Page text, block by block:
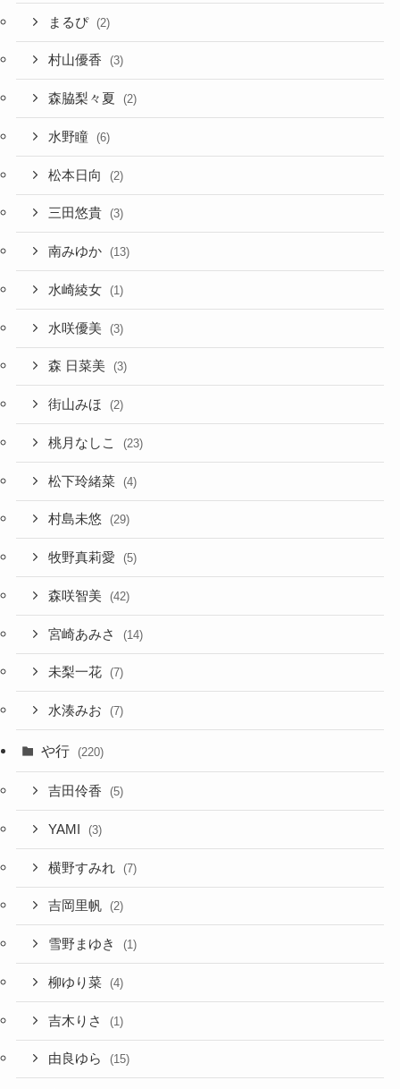
まるぴ (2)
村山優香 (3)
森脇梨々夏 (2)
水野瞳 (6)
松本日向 (2)
三田悠貴 (3)
南みゆか (13)
水崎綾女 (1)
水咲優美 (3)
森 日菜美 (3)
街山みほ (2)
桃月なしこ (23)
松下玲緒菜 (4)
村島未悠 (29)
牧野真莉愛 (5)
森咲智美 (42)
宮崎あみさ (14)
未梨一花 (7)
水湊みお (7)
や行 (220)
吉田伶香 (5)
YAMI (3)
横野すみれ (7)
吉岡里帆 (2)
雪野まゆき (1)
柳ゆり菜 (4)
吉木りさ (1)
由良ゆら (15)